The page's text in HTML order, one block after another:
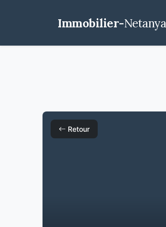
Immobilier-Netanya
Retour